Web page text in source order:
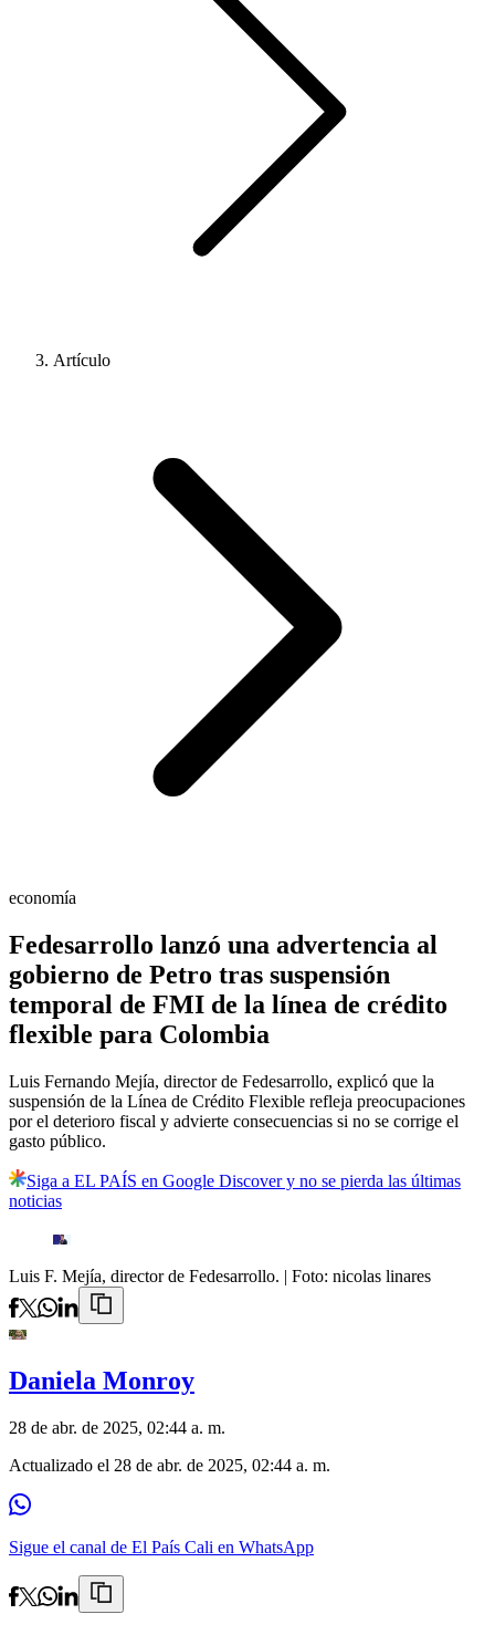
Artículo
economía
Fedesarrollo lanzó una advertencia al
gobierno de Petro tras suspensión
temporal de FMI de la línea de crédito
flexible para Colombia
Luis Fernando Mejía, director de Fedesarrollo, explicó que la
suspensión de la Línea de Crédito Flexible refleja preocupaciones
por el deterioro fiscal y advierte consecuencias si no se corrige el
gasto público.
Siga a EL PAÍS en Google Discover y no se pierda las últimas
noticias
Luis F. Mejía, director de Fedesarrollo. | Foto: nicolas linares
Daniela Monroy
28 de abr. de 2025, 02:44 a. m.
Actualizado el 28 de abr. de 2025, 02:44 a. m.
Sigue el canal de El País Cali en WhatsApp